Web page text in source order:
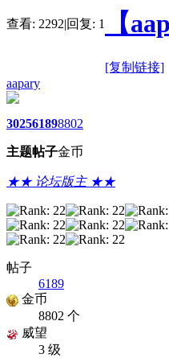
查看: 2292|回复: 1 【
[复制链接]
aapary
3025
主题
6189
帖子
8802
金币
★★ 论坛版主 ★★
帖子
6189
金币
8802 个
威望
3 级